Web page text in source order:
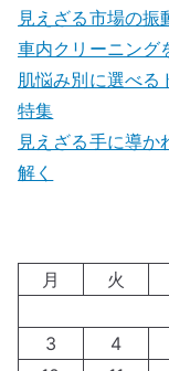
見えざる市場の振
車内クリーニング
肌悩み別に選べる
特集
見えざる手に導
解く
月
火
3
4